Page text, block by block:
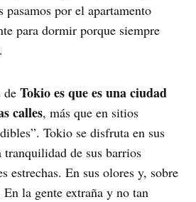
pasamos por el apartamento
para dormir porque siempre
deTokio es que es una ciudad
calles, más que en sitios
Tokio se disfruta en sus
tranquilidad de sus barrios
estrechas. En sus olores y, sobre
En la gente extraña y no tan